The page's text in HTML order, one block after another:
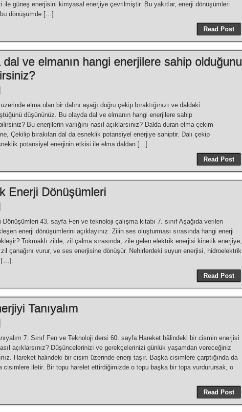
ile güneş enerjisini kimyasal enerjiye çevrilmiştir. Bu yakıtlar, enerji dönüşümleri
dönüşümde […]
Read Post
dal ve elmanın hangi enerjilere sahip olduğunu
elma olan bir dalını aşağı doğru çekip bıraktığınızı ve daldaki
düşününüz. Bu olayda dal ve elmanın hangi enerjilere sahip
Bu enerjilerin varlığını nasıl açıklarsınız? Dalda duran elma çekim
Çekilip bırakılan dal da esneklik potansiyel enerjiye sahiptir. Dalı çekip
potansiyel enerjinin etkisi ile elma daldan […]
Read Post
Enerji Dönüşümleri
43. sayfa Fen ve teknoloji çalışma kitabı 7. sınıf Aşağıda verilen
enerji dönüşümlerini açıklayınız. Zilin ses oluşturması sırasında hangi enerji
Tokmaklı zilde, zil çalma sırasında, zile gelen elektrik enerjisi kinetik enerjiye,
çanağını vurur, ve ses enerjisine dönüşür. Nehirlerdeki suyun enerjisi, hidroelektrik
[…]
Read Post
Tanıyalım
7. Sınıf Fen ve Teknoloji dersi 60. sayfa Hareket hâlindeki bir cismin enerjisi
açıklarsınız? Düşüncelerinizi ve gerekçelerinizi günlük yaşamdan vereceğiniz
Hareket halindeki bir cisim üzerinde enerji taşır. Başka cisimlere çarptığında da
cisimlere iletir. Bir topu harelet ettirdiğimizde o topu başka bir topa vurdurursak, o
Read Post